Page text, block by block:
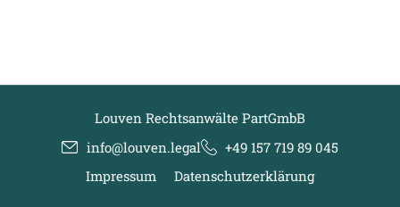
Louven Rechtsanwälte PartGmbB
info@louven.legal
+49 157 719 89 045
Impressum
Datenschutzerklärung